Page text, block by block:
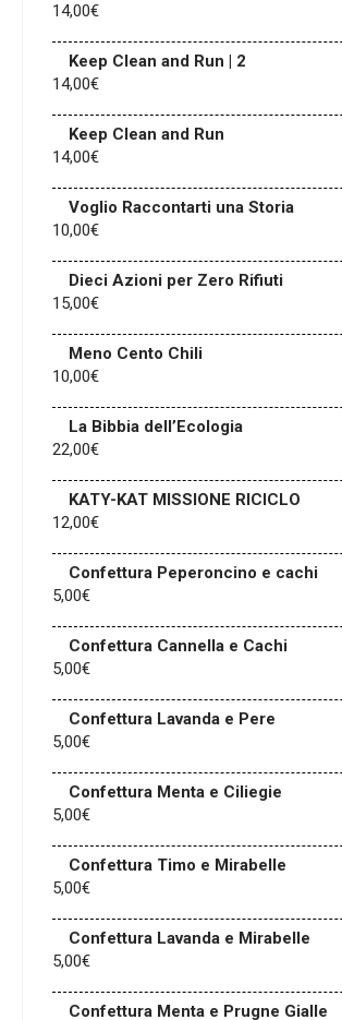
14,00€
Keep Clean and Run | 2
14,00€
Keep Clean and Run
14,00€
Voglio Raccontarti una Storia
10,00€
Dieci Azioni per Zero Rifiuti
15,00€
Meno Cento Chili
10,00€
La Bibbia dell’Ecologia
22,00€
KATY-KAT MISSIONE RICICLO
12,00€
Confettura Peperoncino e cachi
5,00€
Confettura Cannella e Cachi
5,00€
Confettura Lavanda e Pere
5,00€
Confettura Menta e Ciliegie
5,00€
Confettura Timo e Mirabelle
5,00€
Confettura Lavanda e Mirabelle
5,00€
Confettura Menta e Prugne Gialle